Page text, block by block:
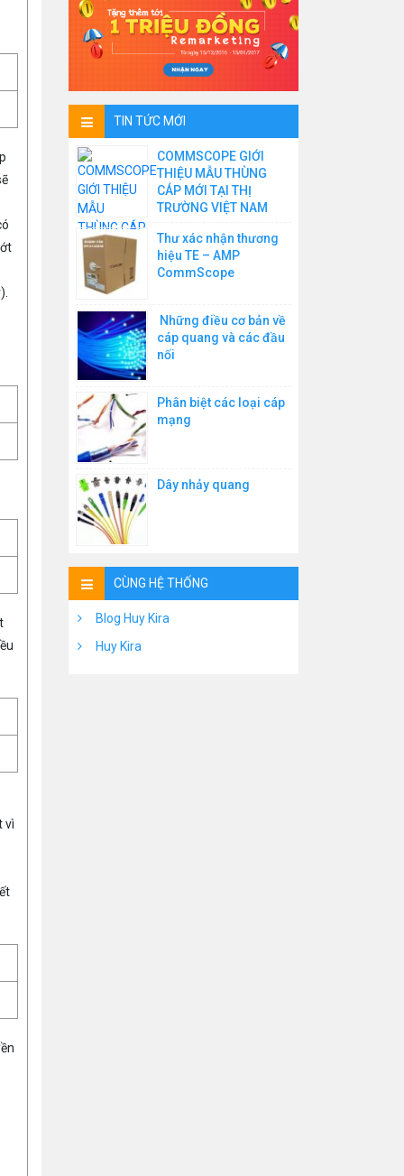
vì
TIN TỨC MỚI
COMMSCOPE GIỚI
THIỆU MẪU THÙNG
CÁP MỚI TẠI THỊ
TRƯỜNG VIỆT NAM
Thư xác nhận thương
hiệu TE – AMP
CommScope
Những điều cơ bản về
cáp quang và các đầu
nối
Phân biệt các loại cáp
mạng
Dây nhảy quang
CÙNG HỆ THỐNG
Blog Huy Kira
Huy Kira